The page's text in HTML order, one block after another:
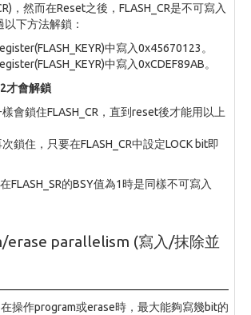
，然而在Reset之後，FLASH_CR是不可寫入
下方法解鎖：
中寫入0x45670123。
中寫入0xCDEF89AB。
才會解鎖
會鎖住FLASH_CR，直到reset後才能用以上
鎖住，只要在FLASH_CR中設定LOCK bit即
FLASH_SR的BSY值為1時是同樣不可寫入
erase parallelism (寫入/抹除並
操作program或erase時，最大能夠寫幾bit的